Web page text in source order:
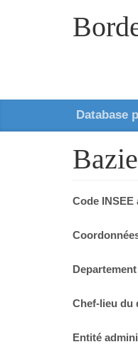
Database
Code INSEE
Chef-lieu du
Entité